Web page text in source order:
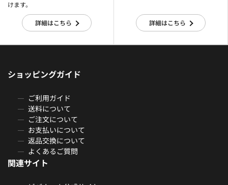
けます。
詳細はこちら 詳細はこちら
ショッピングガイド
ご利用ガイド
送料について
ご注文について
お支払いについて
返品交換について
よくあるご質問
関連サイト